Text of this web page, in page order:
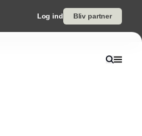
Log ind Bliv partner